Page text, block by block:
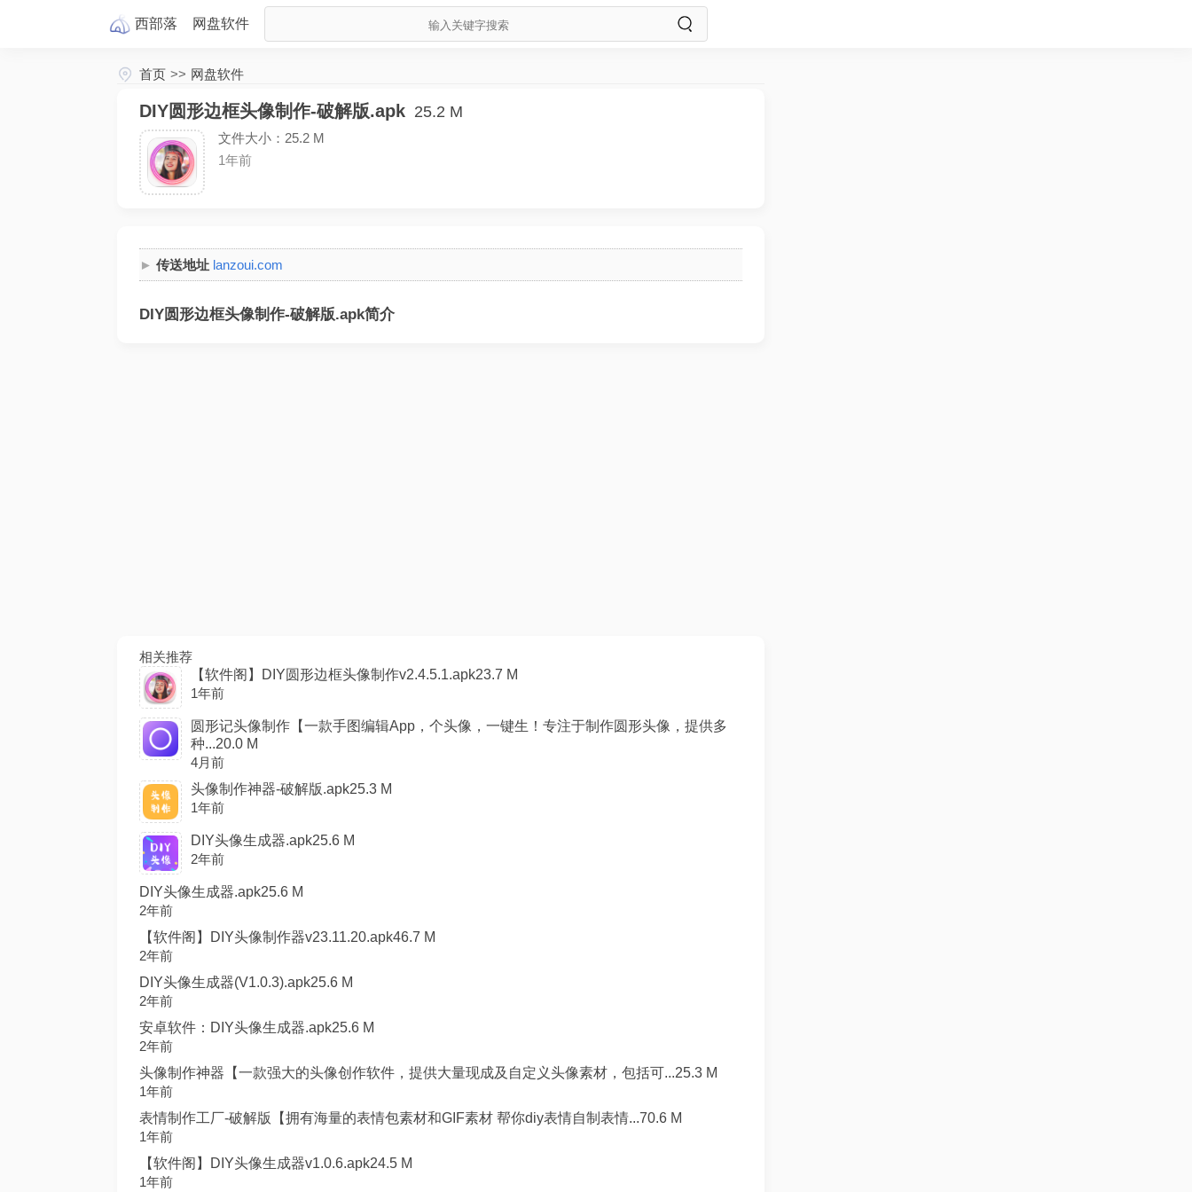
西部落 网盘软件
首页 >> 网盘软件
DIY圆形边框头像制作-破解版.apk 25.2 M
文件大小：25.2 M
1年前
传送地址 lanzoui.com
DIY圆形边框头像制作-破解版.apk简介
相关推荐
【软件阁】DIY圆形边框头像制作v2.4.5.1.apk23.7 M
1年前
圆形记头像制作【一款手图编辑App，个头像，一键生！专注于制作圆形头像，提供多
种...20.0 M
4月前
头像制作神器-破解版.apk25.3 M
1年前
DIY头像生成器.apk25.6 M
2年前
DIY头像生成器.apk25.6 M
2年前
【软件阁】DIY头像制作器v23.11.20.apk46.7 M
2年前
DIY头像生成器(V1.0.3).apk25.6 M
2年前
安卓软件：DIY头像生成器.apk25.6 M
2年前
头像制作神器【一款强大的头像创作软件，提供大量现成及自定义头像素材，包括可...25.3 M
1年前
表情制作工厂-破解版【拥有海量的表情包素材和GIF素材 帮你diy表情自制表情...70.6 M
1年前
【软件阁】DIY头像生成器v1.0.6.apk24.5 M
1年前